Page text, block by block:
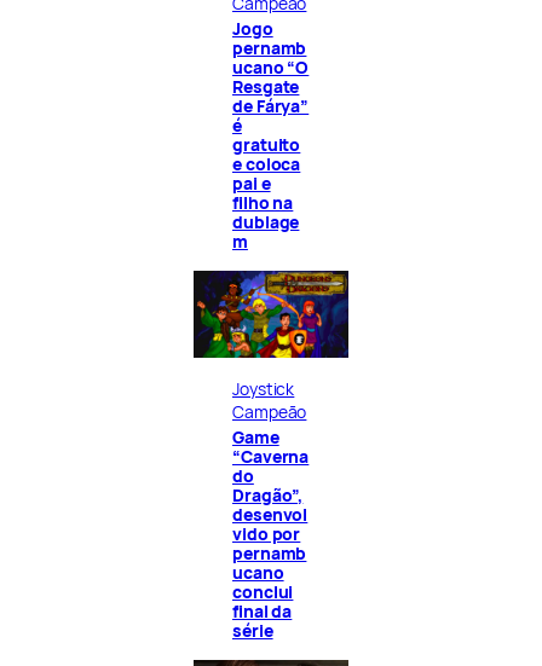
Jogo
pernamb
ucano “O
Resgate
de Fárya”
é
gratuito
e coloca
pai e
filho na
dublage
m
Joystick
Campeão
Game
“Caverna
do
Dragão”,
desenvol
vido por
pernamb
ucano
conclui
final da
série